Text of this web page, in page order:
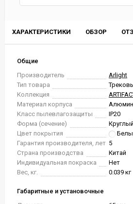
ХАРАКТЕРИСТИКИ ОБЗОР
Общие
Производитель
Arlight
Тип товара
Коллекция
Материал корпуса
Класс пылевлагозащиты
IP20
Форма (сечение)
Круглый
Цвет покрытия
Гарантия производителя, лет 5
Страна производства
Китай
Индивидуальная покраска
Нет
Вес, кг.
0.039 кг
Габаритные и установочные